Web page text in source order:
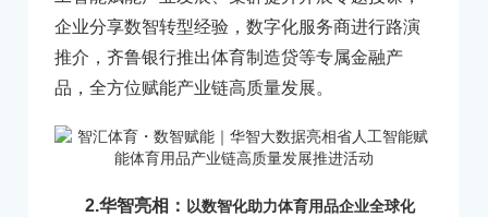
企业分享数智转型经验，数字化服务商进行路演
推介，齐鲁银行推出体育制造贷等专属金融产
品，全方位赋能产业链高质量发展。
2.华智亮相： 以数智化助力体育用品企业全球化